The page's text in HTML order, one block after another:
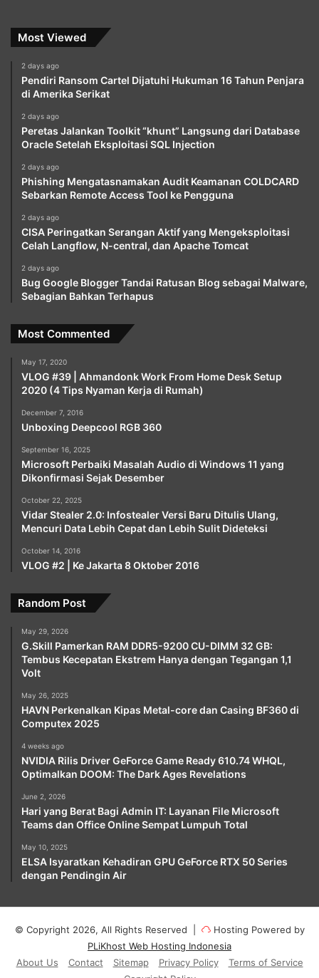
Most Viewed
2 days ago
Pendiri Ransom Cartel Dijatuhi Hukuman 16 Tahun Penjara
di Amerika Serikat
2 days ago
Peretas Jalankan Toolkit “khunt” Langsung dari Database
Oracle Setelah Eksploitasi SQL Injection
2 days ago
Phishing Mengatasnamakan Audit Keamanan COLDCARD
Sebarkan Remote Access Tool ke Pengguna
2 days ago
CISA Peringatkan Serangan Aktif yang Mengeksploitasi
Celah Langflow, N-central, dan Apache Tomcat
2 days ago
Bug Google Blogger Tandai Ratusan Blog sebagai Malware,
Sebagian Bahkan Terhapus
Most Commented
May 17, 2020
VLOG #39 | Ahmandonk Work From Home Desk Setup
2020 (4 Tips Nyaman Kerja di Rumah)
December 7, 2016
Unboxing Deepcool RGB 360
September 16, 2025
Microsoft Perbaiki Masalah Audio di Windows 11 yang
Dikonfirmasi Sejak Desember
October 22, 2025
Vidar Stealer 2.0: Infostealer Versi Baru Ditulis Ulang,
Mencuri Data Lebih Cepat dan Lebih Sulit Dideteksi
October 14, 2016
VLOG #2 | Ke Jakarta 8 Oktober 2016
Random Post
May 29, 2026
G.Skill Pamerkan RAM DDR5-9200 CU-DIMM 32 GB:
Tembus Kecepatan Ekstrem Hanya dengan Tegangan 1,1
Volt
May 26, 2025
HAVN Perkenalkan Kipas Metal-core dan Casing BF360 di
Computex 2025
4 weeks ago
NVIDIA Rilis Driver GeForce Game Ready 610.74 WHQL,
Optimalkan DOOM: The Dark Ages Revelations
June 2, 2026
Hari yang Berat Bagi Admin IT: Layanan File Microsoft
Teams dan Office Online Sempat Lumpuh Total
May 10, 2025
ELSA Isyaratkan Kehadiran GPU GeForce RTX 50 Series
dengan Pendingin Air
© Copyright 2026, All Rights Reserved |
Hosting Powered by
PLiKhost Web Hosting Indonesia
About Us
Contact Sitemap Privacy Policy
Terms of Service